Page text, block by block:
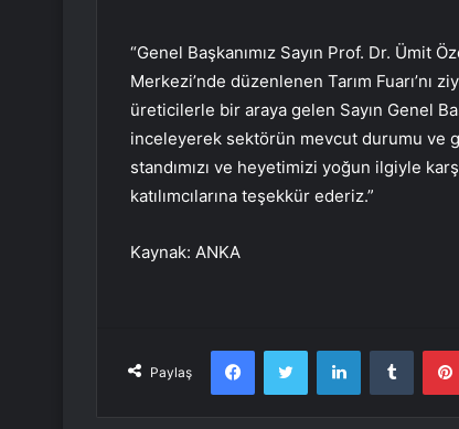
“Genel Başkanımız Sayın Prof. Dr. Ümit
Merkezi’nde düzenlenen Tarım Fuarı’nı
üreticilerle bir araya gelen Sayın Genel
inceleyerek sektörün mevcut durumu ve
standımızı ve heyetimizi yoğun ilgiyle
katılımcılarına teşekkür ederiz.”
Kaynak: ANKA
Paylaş
FacebookTwitter LinkedInTumblr